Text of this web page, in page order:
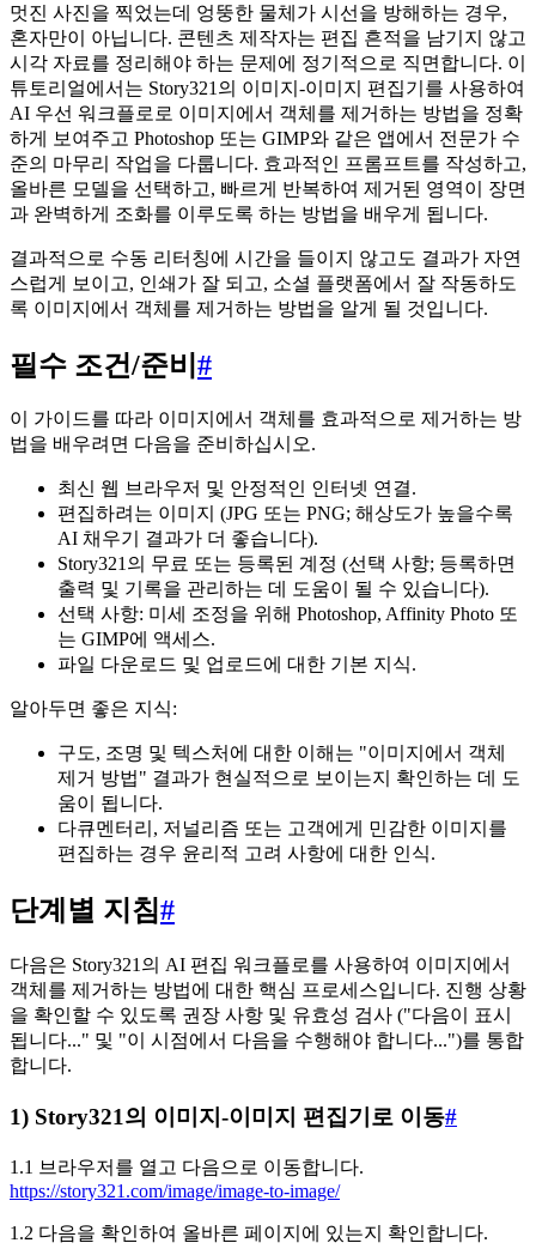
멋진 사진을 찍었는데 엉뚱한 물체가 시선을 방해하는 경우,
혼자만이 아닙니다. 콘텐츠 제작자는 편집 흔적을 남기지 않고
시각 자료를 정리해야 하는 문제에 정기적으로 직면합니다. 이
튜토리얼에서는 Story321의 이미지-이미지 편집기를 사용하여
AI 우선 워크플로로 이미지에서 객체를 제거하는 방법을 정확
하게 보여주고 Photoshop 또는 GIMP와 같은 앱에서 전문가 수
준의 마무리 작업을 다룹니다. 효과적인 프롬프트를 작성하고,
올바른 모델을 선택하고, 빠르게 반복하여 제거된 영역이 장면
과 완벽하게 조화를 이루도록 하는 방법을 배우게 됩니다.
결과적으로 수동 리터칭에 시간을 들이지 않고도 결과가 자연
스럽게 보이고, 인쇄가 잘 되고, 소셜 플랫폼에서 잘 작동하도
록 이미지에서 객체를 제거하는 방법을 알게 될 것입니다.
필수 조건/준비 #
이 가이드를 따라 이미지에서 객체를 효과적으로 제거하는 방
법을 배우려면 다음을 준비하십시오.
최신 웹 브라우저 및 안정적인 인터넷 연결.
편집하려는 이미지 (JPG 또는 PNG; 해상도가 높을수록
AI 채우기 결과가 더 좋습니다).
Story321의 무료 또는 등록된 계정 (선택 사항; 등록하면
출력 및 기록을 관리하는 데 도움이 될 수 있습니다).
선택 사항: 미세 조정을 위해 Photoshop, Affinity Photo 또
는 GIMP에 액세스.
파일 다운로드 및 업로드에 대한 기본 지식.
알아두면 좋은 지식:
구도, 조명 및 텍스처에 대한 이해는 "이미지에서 객체
제거 방법" 결과가 현실적으로 보이는지 확인하는 데 도
움이 됩니다.
다큐멘터리, 저널리즘 또는 고객에게 민감한 이미지를
편집하는 경우 윤리적 고려 사항에 대한 인식.
단계별 지침#
다음은 Story321의 AI 편집 워크플로를 사용하여 이미지에서
객체를 제거하는 방법에 대한 핵심 프로세스입니다. 진행 상황
을 확인할 수 있도록 권장 사항 및 유효성 검사 ("다음이 표시
됩니다..." 및 "이 시점에서 다음을 수행해야 합니다...")를 통합
합니다.
1) Story321의 이미지-이미지 편집기로 이동#
1.1 브라우저를 열고 다음으로 이동합니다.
https://story321.com/image/image-to-image/
1.2 다음을 확인하여 올바른 페이지에 있는지 확인합니다.